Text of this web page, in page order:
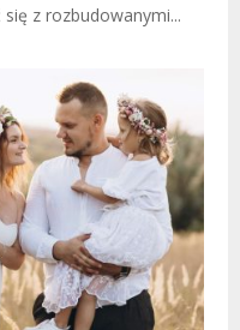
z rozbudowanymi...